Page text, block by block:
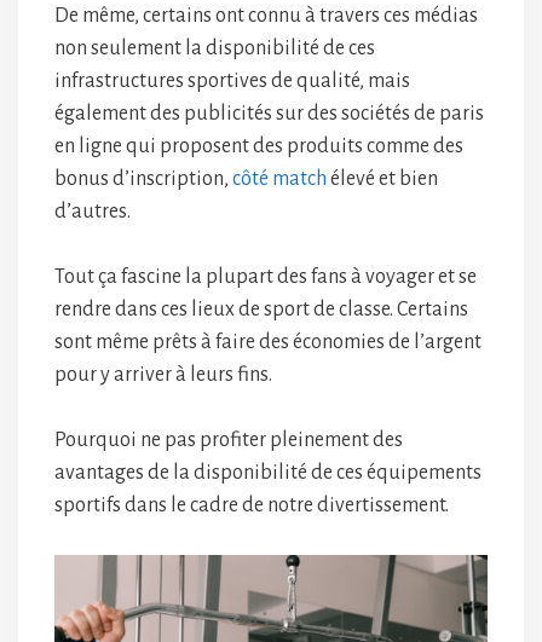
De même, certains ont connu à travers ces médias
non seulement la disponibilité de ces
infrastructures sportives de qualité, mais
également des publicités sur des sociétés de paris
en ligne qui proposent des produits comme des
bonus d’inscription, côté match élevé et bien
d’autres.
Tout ça fascine la plupart des fans à voyager et se
rendre dans ces lieux de sport de classe. Certains
sont même prêts à faire des économies de l’argent
pour y arriver à leurs fins.
Pourquoi ne pas profiter pleinement des
avantages de la disponibilité de ces équipements
sportifs dans le cadre de notre divertissement.